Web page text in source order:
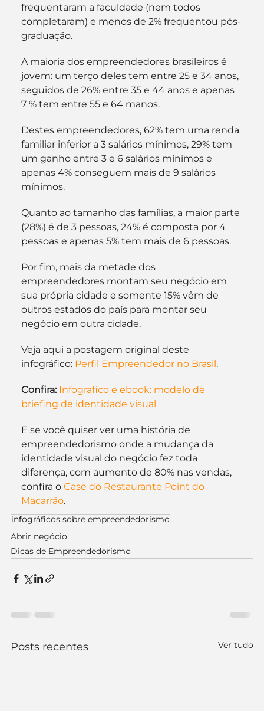
frequentaram a faculdade (nem todos
completaram) e menos de 2% frequentou pós-
graduação.
A maioria dos empreendedores brasileiros é
jovem: um terço deles tem entre 25 e 34 anos,
seguidos de 26% entre 35 e 44 anos e apenas
7 % tem entre 55 e 64 manos.
Destes empreendedores, 62% tem uma renda
familiar inferior a 3 salários mínimos, 29% tem
um ganho entre 3 e 6 salários mínimos e
apenas 4% conseguem mais de 9 salários
mínimos.
Quanto ao tamanho das famílias, a maior parte
(28%) é de 3 pessoas, 24% é composta por 4
pessoas e apenas 5% tem mais de 6 pessoas.
Por fim, mais da metade dos
empreendedores montam seu negócio em
sua própria cidade e somente 15% vêm de
outros estados do país para montar seu
negócio em outra cidade.
Veja aqui a postagem original deste
infográfico: Perfil Empreendedor no Brasil .
Confira: Infografico e ebook: modelo de
briefing de identidade visual
E se você quiser ver uma história de
empreendedorismo onde a mudança da
identidade visual do negócio fez toda
diferença, com aumento de 80% nas vendas,
confira o Case do Restaurante Point do
Macarrão.
infográficos sobre empreendedorismo
Abrir negócio
Dicas de Empreendedorismo
Posts recentes Ver tudo